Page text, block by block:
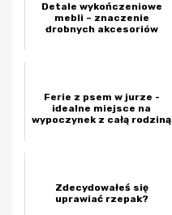
Detale wykończeniowe
mebli – znaczenie
drobnych akcesoriów
Ferie z psem w jurze -
idealne miejsce na
wypoczynek z całą rodziną
Zdecydowałeś się
uprawiać rzepak?